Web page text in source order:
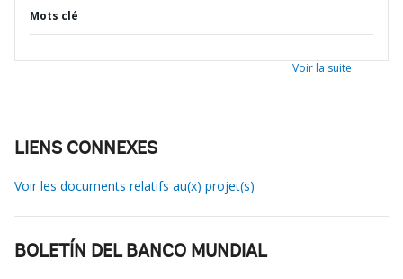
Mots clé
Voir la suite
LIENS CONNEXES
Voir les documents relatifs au(x) projet(s)
BOLETÍN DEL BANCO MUNDIAL